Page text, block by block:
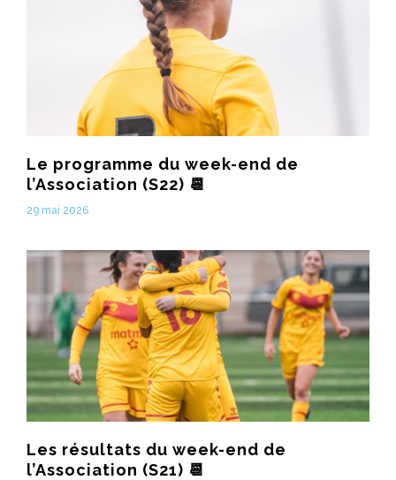
Le programme du week-end de
l’Association (S22) 📆
29 mai 2026
Les résultats du week-end de
l’Association (S21) 📆